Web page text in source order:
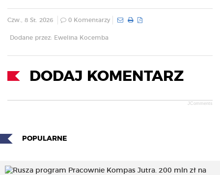
Czw., 8 St. 2026 0 Komentarzy
Dodane przez: Ewelina Kocemba
DODAJ KOMENTARZ
JComments
POPULARNE